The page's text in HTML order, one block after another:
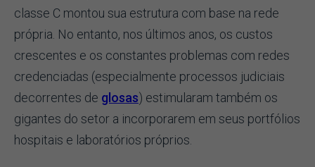
classe C montou sua estrutura com base na rede
própria. No entanto, nos últimos anos, os custos
crescentes e os constantes problemas com redes
credenciadas (especialmente processos judiciais
decorrentes de glosas) estimularam também os
gigantes do setor a incorporarem em seus portfólios
hospitais e laboratórios próprios.